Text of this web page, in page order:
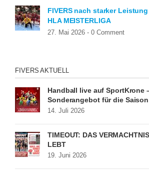
FIVERS nach starker
HLA MEISTERLIGA
27. Mai 2026 - 0 Comment
FIVERS AKTUELL
Handball live auf SportKrone
Sonderangebot für die Saison
14. Juli 2026
TIMEOUT: DAS
LEBT
19. Juni 2026